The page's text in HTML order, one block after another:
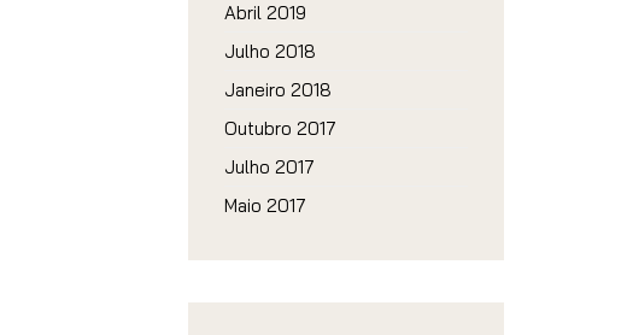
Abril 2019
Julho 2018
Janeiro 2018
Outubro 2017
Julho 2017
Maio 2017